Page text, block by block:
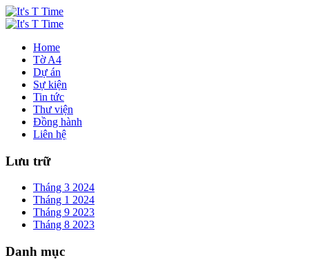
Home
Tờ A4
Dự án
Sự kiện
Tin tức
Thư viện
Đồng hành
Liên hệ
Lưu trữ
Tháng 3 2024
Tháng 1 2024
Tháng 9 2023
Tháng 8 2023
Danh mục